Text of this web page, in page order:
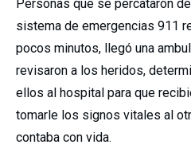
Personas que se percataron
sistema de emergencias 911
pocos minutos, llegó una
revisaron a los heridos,
ellos al hospital para que
tomarle los signos vitales al
contaba con vida.